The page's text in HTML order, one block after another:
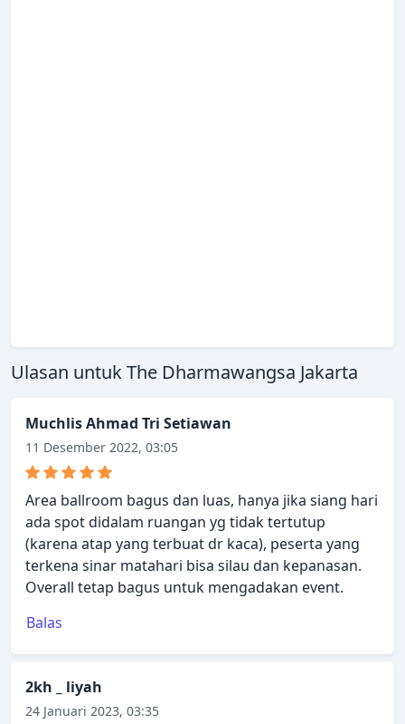
Ulasan untuk The Dharmawangsa Jakarta
Muchlis Ahmad Tri Setiawan
11 Desember 2022, 03:05
Area ballroom bagus dan luas, hanya jika siang hari
ada spot didalam ruangan yg tidak tertutup
(karena atap yang terbuat dr kaca), peserta yang
terkena sinar matahari bisa silau dan kepanasan.
Overall tetap bagus untuk mengadakan event.
Balas
2kh _ liyah
24 Januari 2023, 03:35